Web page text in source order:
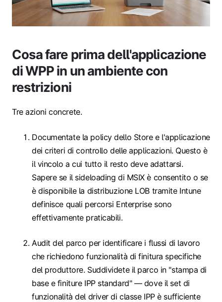
Cosa fare prima dell'applicazione
di WPP in un ambiente con
restrizioni
Tre azioni concrete.
Documentate la policy dello Store e l'applicazione
dei criteri di controllo delle applicazioni. Questo è
il vincolo a cui tutto il resto deve adattarsi.
Sapere se il sideloading di MSIX è consentito o se
è disponibile la distribuzione LOB tramite Intune
definisce quali percorsi Enterprise sono
effettivamente praticabili.
Audit del parco per identificare i flussi di lavoro
che richiedono funzionalità di finitura specifiche
del produttore. Suddividete il parco in "stampa di
base e finiture IPP standard" — dove il set di
funzionalità del driver di classe IPP è sufficiente